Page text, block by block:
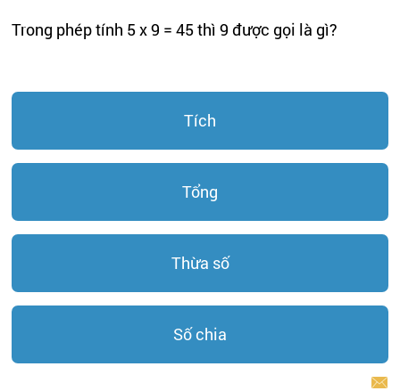
Trong phép tính 5 x 9 = 45 thì 9 được gọi là gì?
Tích
Tổng
Thừa số
Số chia